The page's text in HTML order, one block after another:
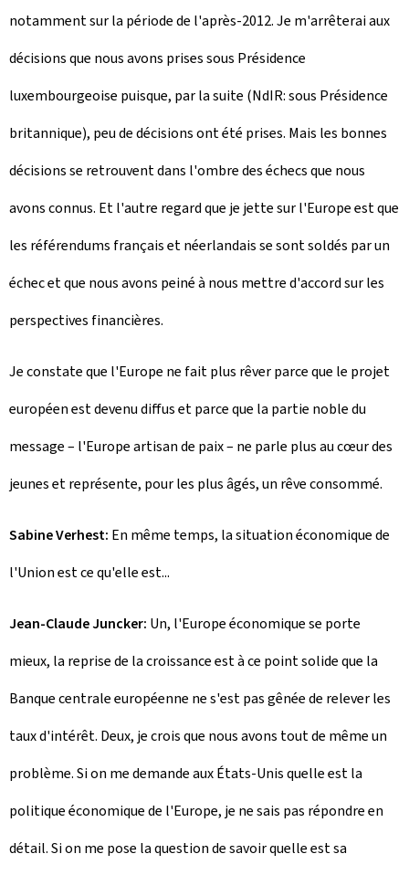
notamment sur la période de l'après-2012. Je m'arrêterai aux
décisions que nous avons prises sous Présidence
luxembourgeoise puisque, par la suite (NdIR: sous Présidence
britannique), peu de décisions ont été prises. Mais les bonnes
décisions se retrouvent dans l'ombre des échecs que nous
avons connus. Et l'autre regard que je jette sur l'Europe est que
les référendums français et néerlandais se sont soldés par un
échec et que nous avons peiné à nous mettre d'accord sur les
perspectives financières.
Je constate que l'Europe ne fait plus rêver parce que le projet
européen est devenu diffus et parce que la partie noble du
message – l'Europe artisan de paix – ne parle plus au cœur des
jeunes et représente, pour les plus âgés, un rêve consommé.
Sabine Verhest: En même temps, la situation économique de
l'Union est ce qu'elle est...
Jean-Claude Juncker: Un, l'Europe économique se porte
mieux, la reprise de la croissance est à ce point solide que la
Banque centrale européenne ne s'est pas gênée de relever les
taux d'intérêt. Deux, je crois que nous avons tout de même un
problème. Si on me demande aux États-Unis quelle est la
politique économique de l'Europe, je ne sais pas répondre en
détail. Si on me pose la question de savoir quelle est sa